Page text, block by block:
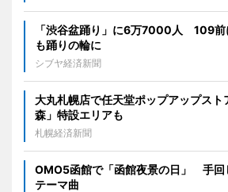
「渋谷盆踊り」に6万7000人 109前
も踊りの輪に
シブヤ経済新聞
大丸札幌店で任天堂ポップアップス
森」特設エリアも
札幌経済新聞
OMO5函館で「函館夜景の日」 手回
テーマ曲